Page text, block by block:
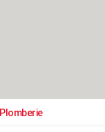
Plomberie